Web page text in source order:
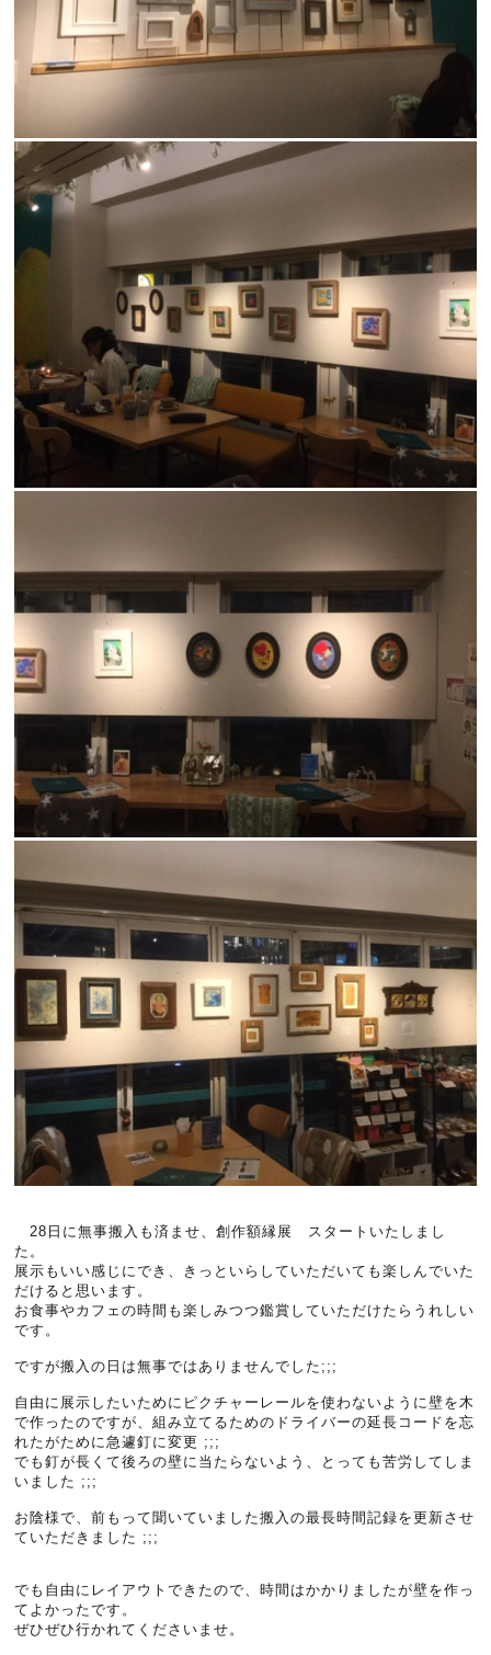
28日に無事搬入も済ませ、創作額縁展 スタートいたしまし
た。
展示もいい感じにでき、きっといらしていただいても楽しんでいた
だけると思います。
お食事やカフェの時間も楽しみつつ鑑賞していただけたらうれしい
です。
ですが搬入の日は無事ではありませんでした;;;
自由に展示したいためにピクチャーレールを使わないように壁を木
で作ったのですが、組み立てるためのドライバーの延長コードを忘
れたがために急遽釘に変更 ;;;
でも釘が長くて後ろの壁に当たらないよう、とっても苦労してしま
いました ;;;
お陰様で、前もって聞いていました搬入の最長時間記録を更新させ
ていただきました ;;;
でも自由にレイアウトできたので、時間はかかりましたが壁を作っ
てよかったです。
ぜひぜひ行かれてくださいませ。